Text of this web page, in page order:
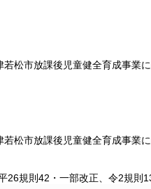
松市放課後児童健全育成事業
松市放課後児童健全育成事業
26規則42・一部改正、令2規則